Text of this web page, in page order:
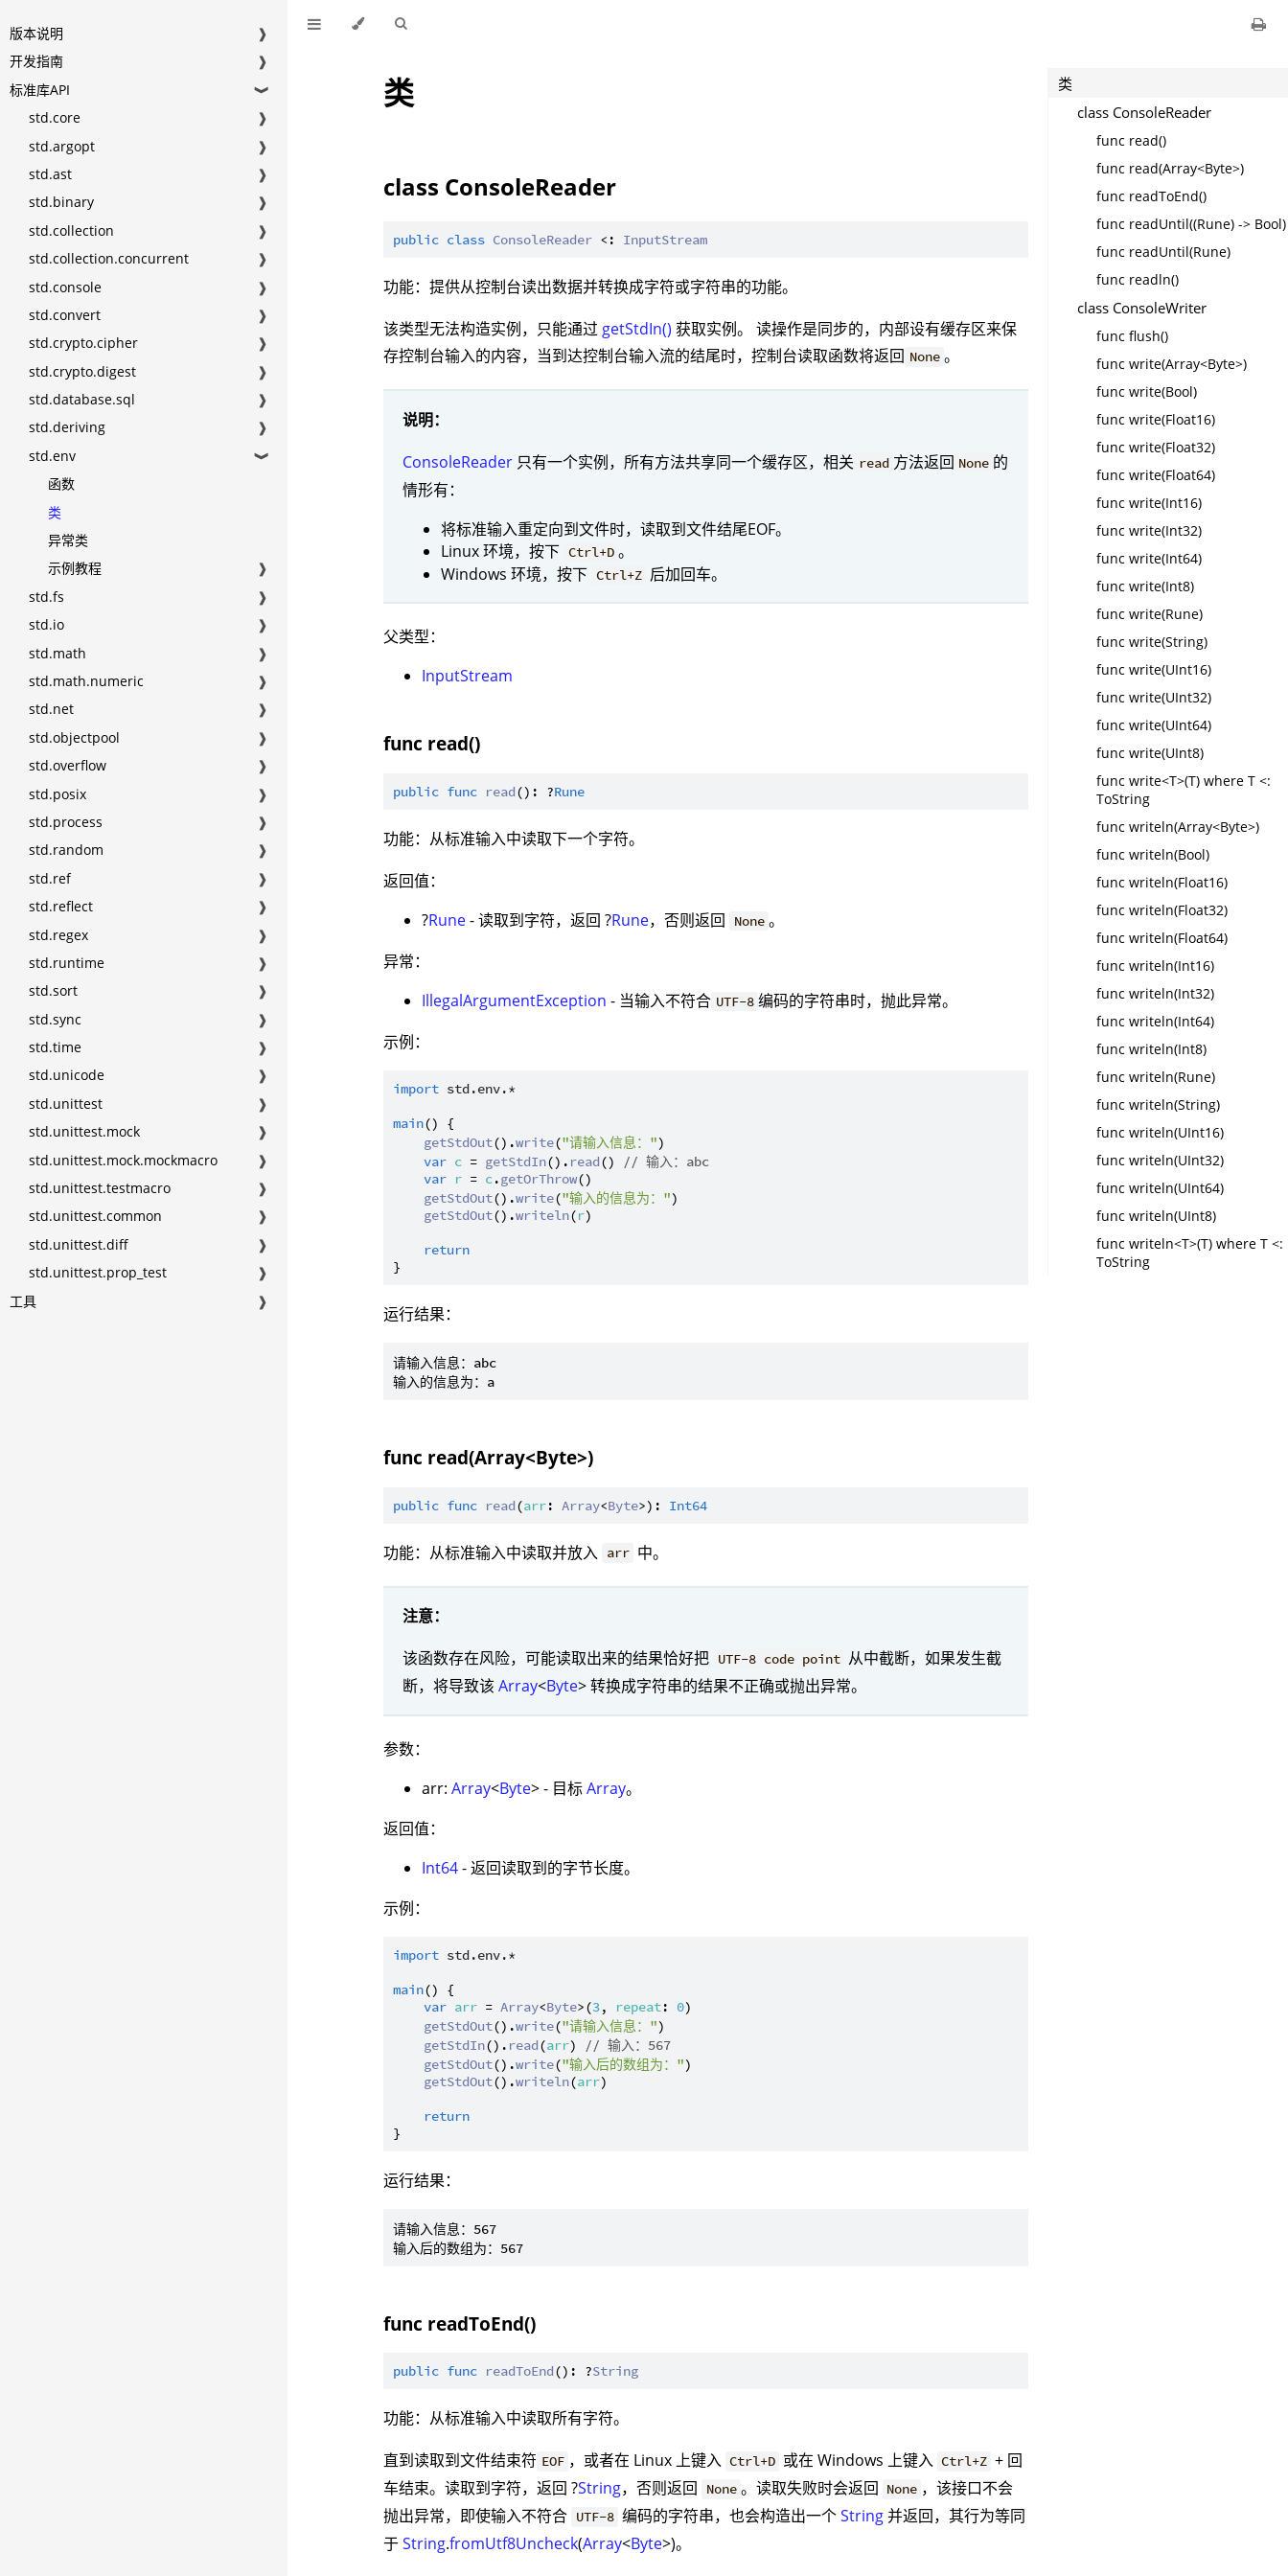
版本说明
❱
开发指南
❱
标准库API
❱
std.core
❱
std.argopt
❱
std.ast
❱
std.binary
❱
std.collection
❱
std.collection.concurrent
❱
std.console
❱
std.convert
❱
std.crypto.cipher
❱
std.crypto.digest
❱
std.database.sql
❱
std.deriving
❱
std.env
❱
函数
类
异常类
示例教程
❱
std.fs
❱
std.io
❱
std.math
❱
std.math.numeric
❱
std.net
❱
std.objectpool
❱
std.overflow
❱
std.posix
❱
std.process
❱
std.random
❱
std.ref
❱
std.reflect
❱
std.regex
❱
std.runtime
❱
std.sort
❱
std.sync
❱
std.time
❱
std.unicode
❱
std.unittest
❱
std.unittest.mock
❱
std.unittest.mock.mockmacro
❱
std.unittest.testmacro
❱
std.unittest.common
❱
std.unittest.diff
❱
std.unittest.prop_test
❱
工具
❱
类
class ConsoleReader
public class ConsoleReader <: InputStream
功能：提供从控制台读出数据并转换成字符或字符串的功能。
该类型无法构造实例，只能通过 getStdIn() 获取实例。 读操作是同步的，内部设有缓存区来保
存控制台输入的内容，当到达控制台输入流的结尾时，控制台读取函数将返回 None 。
说明：
ConsoleReader 只有一个实例，所有方法共享同一个缓存区，相关 read 方法返回 None 的
情形有：
将标准输入重定向到文件时，读取到文件结尾EOF。
Linux 环境，按下 Ctrl+D 。
Windows 环境，按下 Ctrl+Z 后加回车。
父类型：
InputStream
func read()
public func read(): ?Rune
功能：从标准输入中读取下一个字符。
返回值：
?Rune- 读取到字符，返回 ?Rune，否则返回 None 。
异常：
IllegalArgumentException - 当输入不符合 UTF-8 编码的字符串时，抛此异常。
示例：
import std.env.*
main() {
getStdOut().write("请输入信息：")
var c = getStdIn(). read() // 输入：abc
var r = c.getOrThrow()
getStdOut().write("输入的信息为：")
getStdOut().writeln(r)
return
运行结果：
请输入信息：abc
func read(Array<Byte>)
public func read(arr: Array<Byte>): Int64
功能：从标准输入中读取并放入 arr 中。
注意：
该函数存在风险，可能读取出来的结果恰好把 UTF-8 code point 从中截断，如果发生截
断，将导致该Array<Byte> 转换成字符串的结果不正确或抛出异常。
参数：
arr:Array<Byte> - 目标Array。
返回值：
Int64- 返回读取到的字节长度。
示例：
import std.env.*
main() {
var arr = Array<Byte>(3, repeat: 0)
getStdOut().write("请输入信息：")
getStdIn(). read(arr) // 输入：567
getStdOut().write("输入后的数组为：")
getStdOut().writeln(arr)
return
运行结果：
请输入信息：567
func readToEnd()
public func readToEnd(): ?String
功能：从标准输入中读取所有字符。
直到读取到文件结束符 EOF ，或者在 Linux 上键入 Ctrl+D 或在 Windows 上键入 Ctrl+Z + 回
车结束。读取到字符，返回 ?String，否则返回 None 。读取失败时会返回 None ，该接口不会
抛出异常，即使输入不符合 UTF-8 编码的字符串，也会构造出一个String并返回，其行为等同
于String.fromUtf8Uncheck(Array<Byte>)。
类
class ConsoleReader
func read()
func read(Array<Byte>)
func readToEnd()
func readUntil((Rune) -> Bool)
func readUntil(Rune)
func readln()
class ConsoleWriter
func flush()
func write(Array<Byte>)
func write(Bool)
func write(Float16)
func write(Float32)
func write(Float64)
func write(Int16)
func write(Int32)
func write(Int64)
func write(Int8)
func write(Rune)
func write(String)
func write(UInt16)
func write(UInt32)
func write(UInt64)
func write(UInt8)
func write<T>(T) where T <:
ToString
func writeln(Array<Byte>)
func writeln(Bool)
func writeln(Float16)
func writeln(Float32)
func writeln(Float64)
func writeln(Int16)
func writeln(Int32)
func writeln(Int64)
func writeln(Int8)
func writeln(Rune)
func writeln(String)
func writeln(UInt16)
func writeln(UInt32)
func writeln(UInt64)
func writeln(UInt8)
func writeln<T>(T) where T <:
ToString